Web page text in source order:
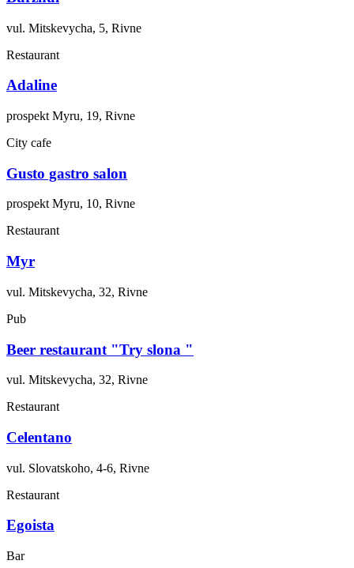
vul. Mitskevycha, 5, Rivne
Restaurant
Adaline
prospekt Myru, 19, Rivne
City cafe
Gusto gastro salon
prospekt Myru, 10, Rivne
Restaurant
Myr
vul. Mitskevycha, 32, Rivne
Pub
Beer restaurant "Try slona "
vul. Mitskevycha, 32, Rivne
Restaurant
Celentano
vul. Slovatskoho, 4-6, Rivne
Restaurant
Egoista
Bar